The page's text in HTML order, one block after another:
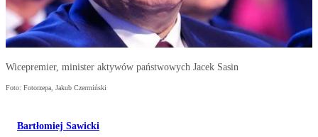
Wicepremier, minister aktywów państwowych Jacek Sasin
Foto: Fotorzepa, Jakub Czermiński
Bartłomiej Sawicki